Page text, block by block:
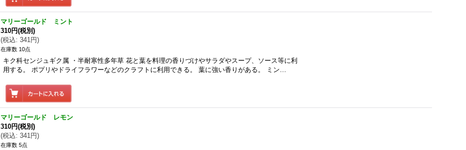
マリーゴールド ミント
310円(税別)
(税込: 341円)
在庫数 10点
キク科センジュギク属 ・半耐寒性多年草 花と葉を料理の香りづけやサラダやスープ、ソース等に利
用する。 ポプリやドライフラワーなどのクラフトに利用できる。 葉に強い香りがある。 ミン…
マリーゴールド レモン
310円(税別)
(税込: 341円)
在庫数 5点